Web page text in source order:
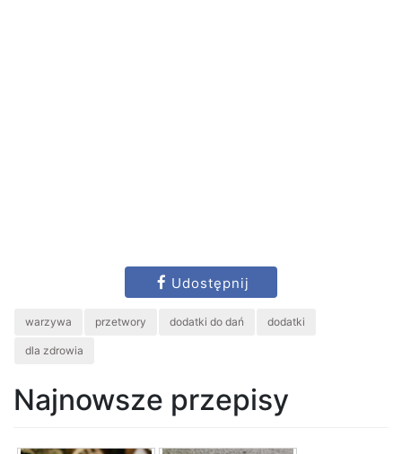
Udostępnij
warzywa przetwory dodatki do dań dodatki
dla zdrowia
Najnowsze przepisy